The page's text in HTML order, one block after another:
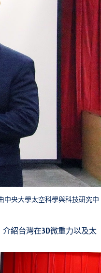
中央大學太空科學與科技研究中
紹台灣在3D微重力以及太